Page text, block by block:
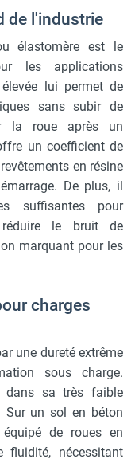
de l'industrie
élastomère est le
les applications
lui permet de
sans subir de
la roue après un
un coefficient de
en résine
De plus, il
suffisantes pour
réduire le bruit de
marquant pour les
charges
une dureté extrême
sous charge.
dans sa très faible
Sur un sol en béton
de roues en
fluidité, nécessitant